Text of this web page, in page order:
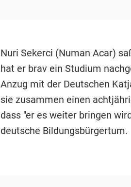
Nuri Sekerci (Numan Acar)
hat er brav ein Studium
Anzug mit der Deutschen
sie zusammen einen
dass "er es weiter bringen
deutsche Bildungsbürgertum.